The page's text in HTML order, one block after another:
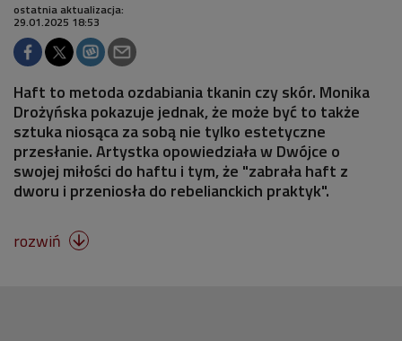
ostatnia aktualizacja:
29.01.2025 18:53
Haft to metoda ozdabiania tkanin czy skór. Monika
Drożyńska pokazuje jednak, że może być to także
sztuka niosąca za sobą nie tylko estetyczne
przesłanie. Artystka opowiedziała w Dwójce o
swojej miłości do haftu i tym, że "zabrała haft z
dworu i przeniosła do rebelianckich praktyk".
rozwiń 